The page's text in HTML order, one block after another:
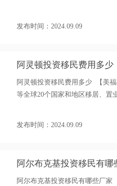
发布时间：2024.09.09
阿灵顿投资移民费用多少
阿灵顿投资移民费用多少 【美
等全球20个国家和地区移居、置
发布时间：2024.09.09
阿尔布克基投资移民有哪
阿尔布克基投资移民有哪些厂家